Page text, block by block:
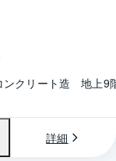
ンクリート造　地上9
詳細